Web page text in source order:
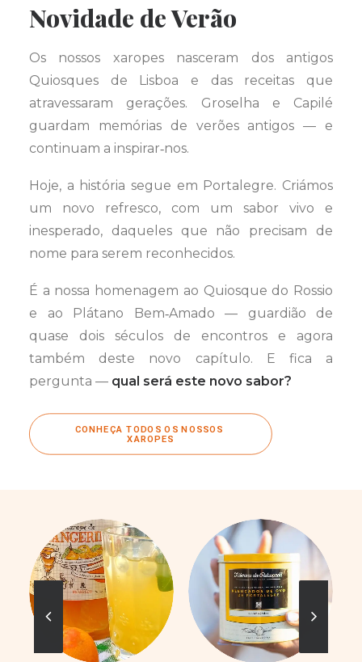
Novidade de Verão
Os nossos xaropes nasceram dos antigos
Quiosques de Lisboa e das receitas que
atravessaram gerações. Groselha e Capilé
guardam memórias de verões antigos — e
continuam a inspirar‑nos.
Hoje, a história segue em Portalegre. Criámos
um novo refresco, com um sabor vivo e
inesperado, daqueles que não precisam de
nome para serem reconhecidos.
É a nossa homenagem ao Quiosque do Rossio
e ao Plátano Bem‑Amado — guardião de
quase dois séculos de encontros e agora
também deste novo capítulo. E fica a
pergunta — qual será este novo sabor?
CONHEÇA TODOS OS NOSSOS
XAROPES